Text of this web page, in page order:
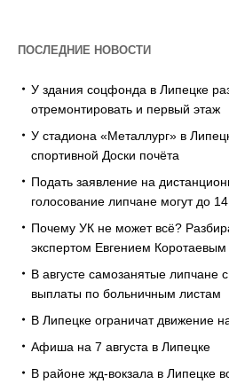
ПОСЛЕДНИЕ НОВОСТИ
У здания соцфонда в Липецке
отремонтировать и первый этаж
У стадиона «Металлург» в
спортивной Доски почёта
Подать заявление на
голосование липчане могут до
Почему УК не может всё?
экспертом Евгением Коротаевым
В августе самозанятые липчане
выплаты по больничным листам
В Липецке ограничат движение
Афиша на 7 августа в Липецке
В районе жд-вокзала в Липецке